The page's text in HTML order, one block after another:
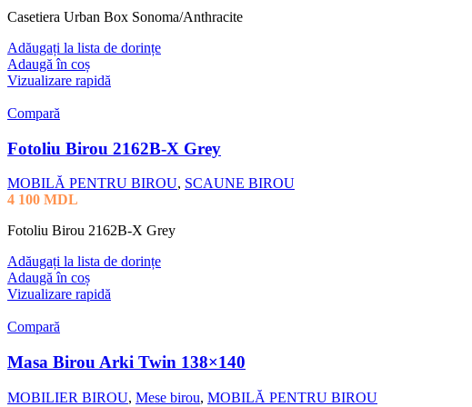
Casetiera Urban Box Sonoma/Anthracite
Adăugați la lista de dorințe
Adaugă în coș
Vizualizare rapidă
Compară
Fotoliu Birou 2162B-X Grey
MOBILĂ PENTRU BIROU, SCAUNE BIROU
4 100 MDL
Fotoliu Birou 2162B-X Grey
Adăugați la lista de dorințe
Adaugă în coș
Vizualizare rapidă
Compară
Masa Birou Arki Twin 138×140
MOBILIER BIROU, Mese birou, MOBILĂ PENTRU BIROU